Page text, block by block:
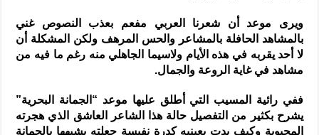
ويرى موعد أن شعرنا العربي مفعم بعذب النصوص غني
بالمشاهد الحافلة بالمشاعر والحس المرهف ولكن المشكلة أن
لا أحد يقربه في هذه الأيام ولاسيما الجاهلي منه رغم ما فيه من
مشاهد في غاية الروعة والجمال.
ففي رائية المسيب التي أطلق عليها موعد “الجمانة البحرية”
يشرح بكثير من التفصيل حالة هذا الشاعر العاشق الذي هجرته
المحبوبة وكيف بدت بعينيه كدرة نفيسة جعلته يشبهها بالجمانة